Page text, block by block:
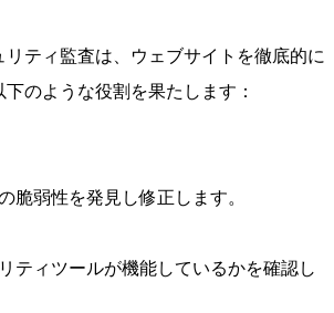
リティ監査は、ウェブサイトを徹底的に
のような役割を果たします：
脆弱性を発見し修正します。
ティツールが機能しているかを確認し